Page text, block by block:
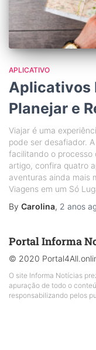
APLICATIVO
Aplicativos
Planejar e
Viajar é uma
pode ser desafiador.
facilitando o processo
artigo, confira quatro
aventuras ainda mais
Viagens em um Só
By Carolina, 2 anos
Portal Informa
© 2020
O site Informa Notícias
apuração de todo o
responsabilizando pelos